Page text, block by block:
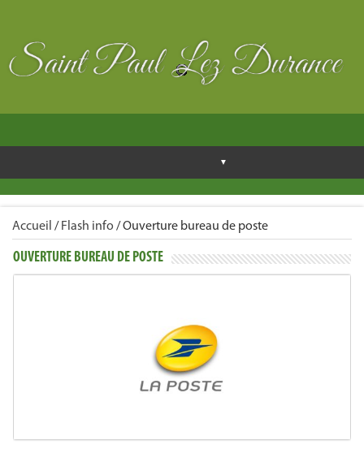
Accueil / Flash info /Ouverture bureau de poste
OUVERTURE BUREAU DE POSTE